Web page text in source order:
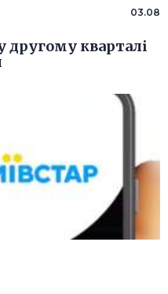
03.08
другому кварталі